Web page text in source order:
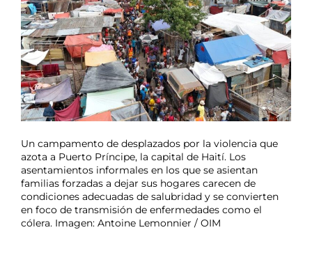
Un campamento de desplazados por la violencia que
azota a Puerto Príncipe, la capital de Haití. Los
asentamientos informales en los que se asientan
familias forzadas a dejar sus hogares carecen de
condiciones adecuadas de salubridad y se convierten
en foco de transmisión de enfermedades como el
cólera. Imagen: Antoine Lemonnier / OIM